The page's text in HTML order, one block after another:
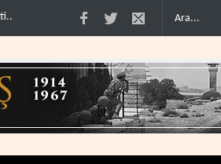
.. İsrail, beyin göçünde rekora koşuyor..